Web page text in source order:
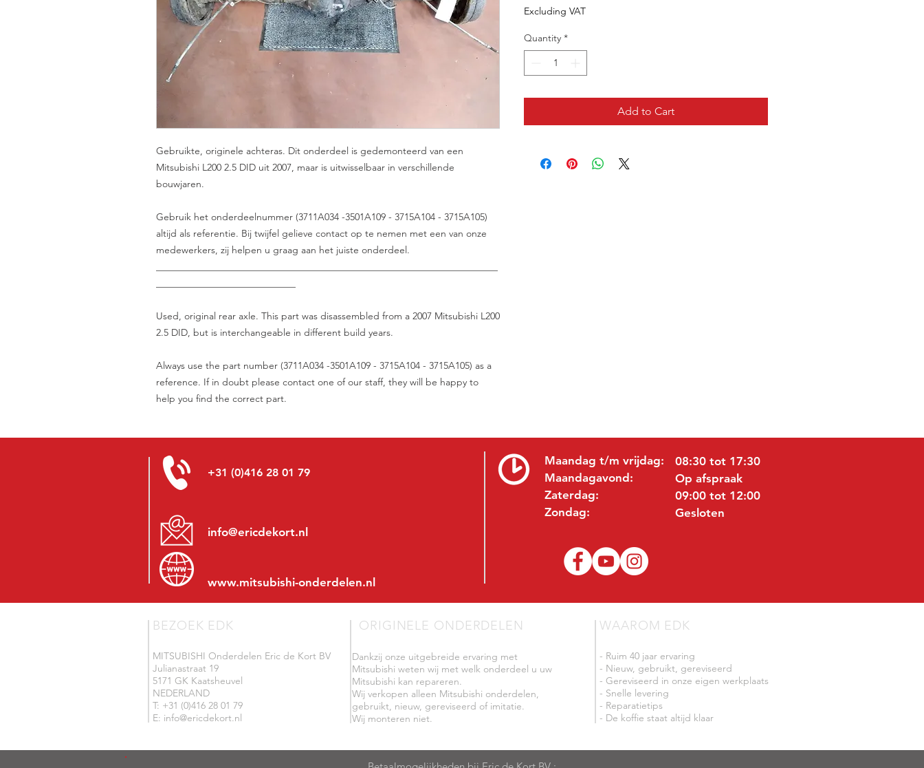
Gebruikte, originele achteras. Dit onderdeel is gedemonteerd van een
Mitsubishi L200 2.5 DID uit 2007, maar is uitwisselbaar in verschillende
bouwjaren.
Gebruik het onderdeelnummer (3711A034 -3501A109 - 3715A104 - 3715A105)
altijd als referentie. Bij twijfel gelieve contact op te nemen met een van onze
medewerkers, zij helpen u graag aan het juiste onderdeel.
Used, original rear axle. This part was disassembled from a 2007 Mitsubishi L200
2.5 DID, but is interchangeable in different build years.
Always use the part number (3711A034 -3501A109 - 3715A104 - 3715A105) as a
reference. If in doubt please contact one of our staff, they will be happy to
help you find the correct part.
Excluding VAT
Quantity *
Add to Cart
+31 (0)416 28 01 79
info@ericdekort.nl
www.mitsubishi-onderdelen.nl
Maandag t/m vrijdag:
Maandagavond:
Zaterdag:
Zondag:
08:30 tot 17:30
Op afspraak
09:00 tot 12:00
Gesloten
BEZOEK EDK
MITSUBISHI Onderdelen Eric de Kort BV
Julianastraat 19
5171 GK Kaatsheuvel
NEDERLAND
T: +31 (0)416 28 01 79
E: info@ericdekort.nl
ORIGINELE ONDERDELEN
Dankzij onze uitgebreide ervaring met
Mitsubishi weten wij met welk onderdeel u uw
Mitsubishi kan repareren.
Wij verkopen alleen Mitsubishi onderdelen,
gebruikt, nieuw, gereviseerd of imitatie.
Wij monteren niet.
WAAROM EDK
- Ruim 40 jaar ervaring
- Nieuw, gebruikt, gereviseerd
- Gereviseerd in onze eigen werkplaats
- Snelle levering
- Reparatietips
- De koffie staat altijd klaar